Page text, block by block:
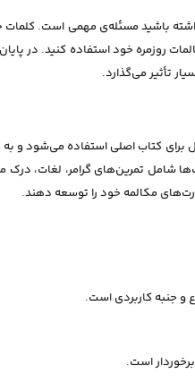
باشید مسئله‌ی مهمی است. کلمات
روزمره خود استفاده کنید. در
تأثیر می‌گذارد.
برای کتاب اصلی استفاده می‌شود و
شامل تمرین‌های گرامر، لغات،
مکالمه خود را توسعه دهند.
جنبه کاربردی است.
است.